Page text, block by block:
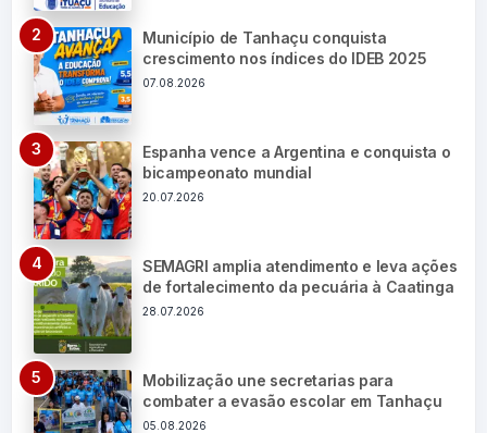
Município de Tanhaçu conquista
crescimento nos índices do IDEB 2025
07.08.2026
Espanha vence a Argentina e conquista o
bicampeonato mundial
20.07.2026
SEMAGRI amplia atendimento e leva ações
de fortalecimento da pecuária à Caatinga
28.07.2026
Mobilização une secretarias para
combater a evasão escolar em Tanhaçu
05.08.2026